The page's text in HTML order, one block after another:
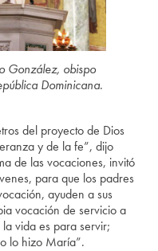
González, obispo
Dominicana.
del proyecto de Dios
y de la fe”, dijo
de las vocaciones, invitó
para que los padres
ayuden a sus
vocación de servicio a
vida es para servir;
lo hizo María”.